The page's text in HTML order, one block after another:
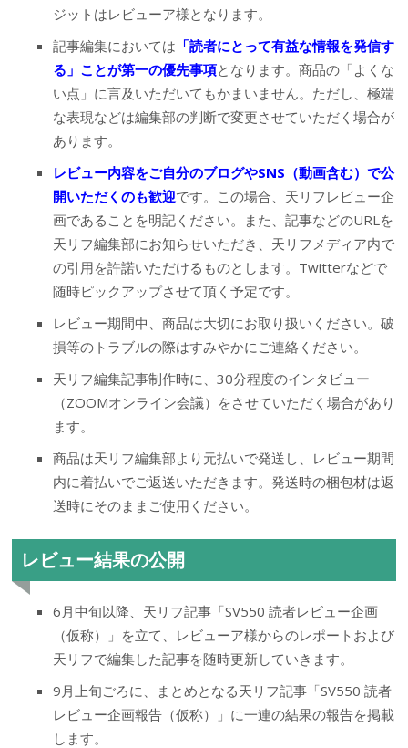
ジットはレビューア様となります。
記事編集においては 「読者にとって有益な情報を発信す
る」ことが第一の優先事項となります。商品の「よくな
い点」に言及いただいてもかまいません。ただし、極端
な表現などは編集部の判断で変更させていただく場合が
あります。
レビュー内容をご自分のブログやSNS（動画含む）で公
開いただくのも歓迎です。この場合、天リフレビュー企
画であることを明記ください。また、記事などのURLを
天リフ編集部にお知らせいただき、天リフメディア内で
の引用を許諾いただけるものとします。Twitterなどで
随時ピックアップさせて頂く予定です。
レビュー期間中、商品は大切にお取り扱いください。破
損等のトラブルの際はすみやかにご連絡ください。
天リフ編集記事制作時に、30分程度のインタビュー
（ZOOMオンライン会議）をさせていただく場合があり
ます。
商品は天リフ編集部より元払いで発送し、レビュー期間
内に着払いでご返送いただきます。発送時の梱包材は返
送時にそのままご使用ください。
レビュー結果の公開
6月中旬以降、天リフ記事「SV550 読者レビュー企画
（仮称）」を立て、レビューア様からのレポートおよび
天リフで編集した記事を随時更新していきます。
9月上旬ごろに、まとめとなる天リフ記事「SV550 読者
レビュー企画報告（仮称）」に一連の結果の報告を掲載
します。